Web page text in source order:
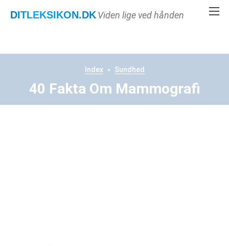
DITLEKSIKON.DKViden lige ved hånden
Index Sundhed
40 Fakta Om Mammografi